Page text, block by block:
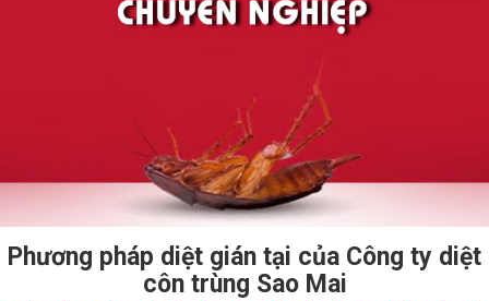
Phương pháp diệt gián tại của Công ty diệt
côn trùng Sao Mai